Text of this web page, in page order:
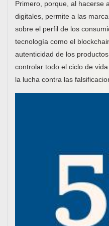
Primero, porque, al hacerse
digitales, permite a las
sobre el perfil de los
tecnología como el
autenticidad de los
controlar todo el ciclo de
la lucha contra las